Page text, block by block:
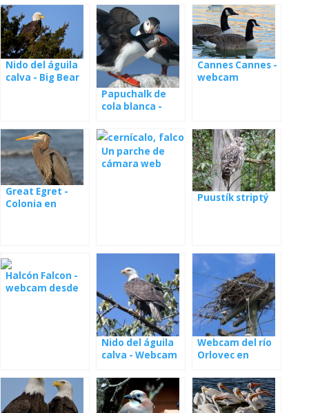
Nido del águila
calva - Big Bear
Papuchalk de
cola blanca -
el nido
Cannes Cannes -
webcam
Great Egret -
Colonia en
Un parche de
cámara web
Puustík striptý
Halcón Falcon -
webcam desde
Nido del águila
calva - Webcam
Webcam del río
Orlovec en